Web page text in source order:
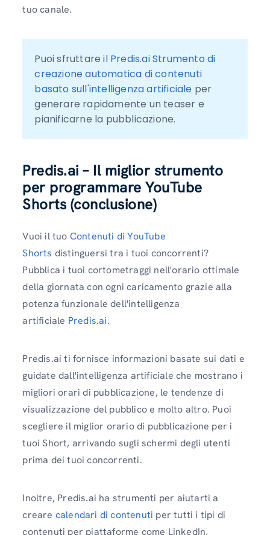
tuo canale.
Puoi sfruttare il Predis.ai Strumento di
creazione automatica di contenuti
basato sull'intelligenza artificiale per
generare rapidamente un teaser e
pianificarne la pubblicazione.
Predis.ai – Il miglior strumento
per programmare YouTube
Shorts (conclusione)
Vuoi il tuo Contenuti di YouTube
Shorts distinguersi tra i tuoi concorrenti?
Pubblica i tuoi cortometraggi nell'orario ottimale
della giornata con ogni caricamento grazie alla
potenza funzionale dell'intelligenza
artificiale Predis.ai.
Predis.ai ti fornisce informazioni basate sui dati e
guidate dall'intelligenza artificiale che mostrano i
migliori orari di pubblicazione, le tendenze di
visualizzazione del pubblico e molto altro. Puoi
scegliere il miglior orario di pubblicazione per i
tuoi Short, arrivando sugli schermi degli utenti
prima dei tuoi concorrenti.
Inoltre, Predis.ai ha strumenti per aiutarti a
creare calendari di contenuti per tutti i tipi di
contenuti per piattaforme come LinkedIn,